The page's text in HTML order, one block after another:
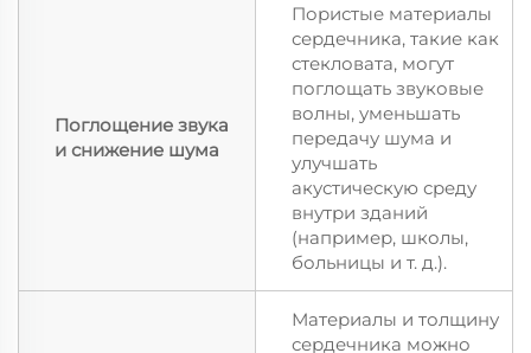
Поглощение звука
и снижение шума
Пористые материалы
сердечника, такие как
стекловата, могут
поглощать звуковые
волны, уменьшать
передачу шума и
улучшать
акустическую среду
внутри зданий
(например, школы,
больницы и т. д.).
Материалы и толщину
сердечника можно